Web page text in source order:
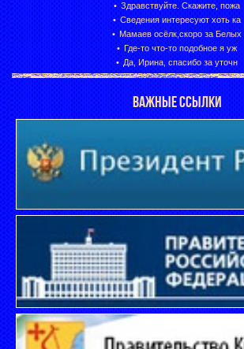
Здравствуйте. Скажите, пожа
Сведения интересуют хоть ка
Мамаев осёлк,скоро за Белых
Где-то что-то подобное я уж
Да, Ирина, спасибо за уточн
ВАЖНЫЕ ССЫЛКИ